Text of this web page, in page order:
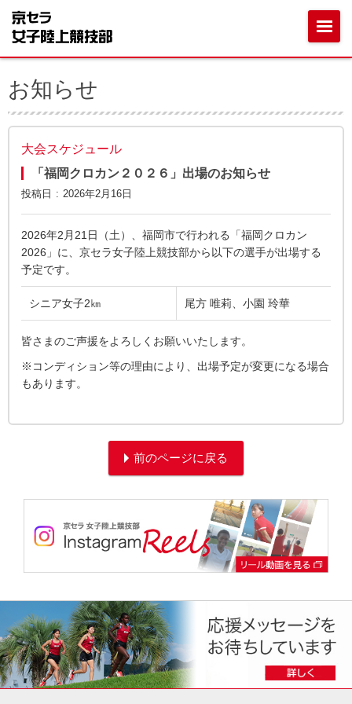
お知らせ
大会スケジュール
「福岡クロカン２０２６」出場のお知らせ
投稿日 2026年2月16日
2026年2月21日（土）、福岡市で行われる「福岡クロカン
2026」に、京セラ女子陸上競技部から以下の選手が出場する
予定です。
シニア女子2㎞ 尾方 唯莉、小園 玲華
皆さまのご声援をよろしくお願いいたします。
※コンディション等の理由により、出場予定が変更になる場合
もあります。
前のページに戻る